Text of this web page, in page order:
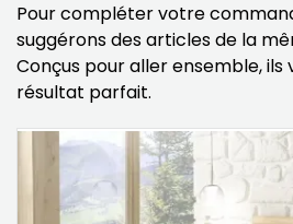
Pour compléter votre
suggérons des articles de la
Conçus pour aller ensemble, ils
résultat parfait.